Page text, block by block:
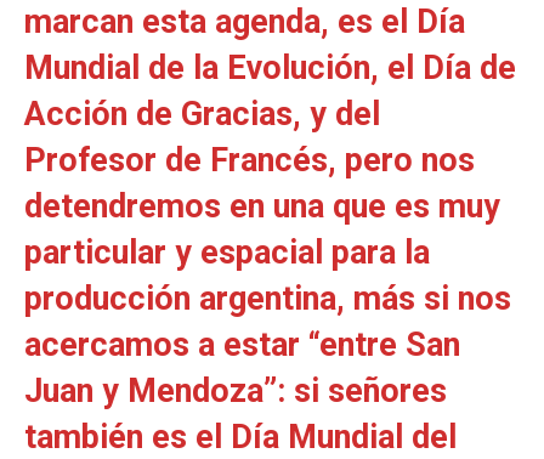
marcan esta agenda, es el Día
Mundial de la Evolución, el Día de
Acción de Gracias, y del
Profesor de Francés, pero nos
detendremos en una que es muy
particular y espacial para la
producción argentina, más si nos
acercamos a estar “entre San
Juan y Mendoza”: si señores
también es el Día Mundial del